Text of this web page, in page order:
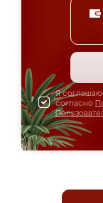
Я
согласно